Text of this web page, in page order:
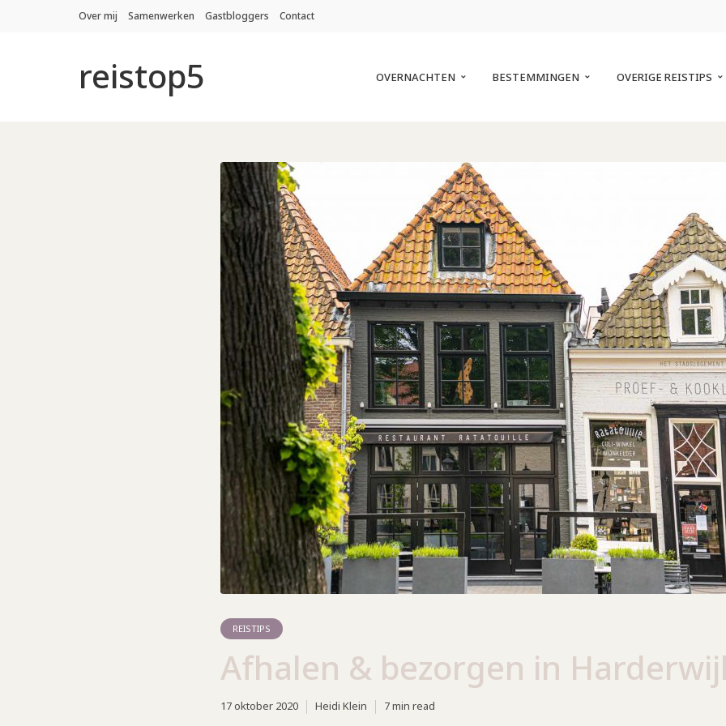
Over mij Samenwerken Gastbloggers Contact
reistop5 OVERNACHTEN BESTEMMINGEN OVERIGE REISTIPS
REISTIPS
Afhalen & bezorgen in
17 oktober 2020 Heidi Klein 7 min read